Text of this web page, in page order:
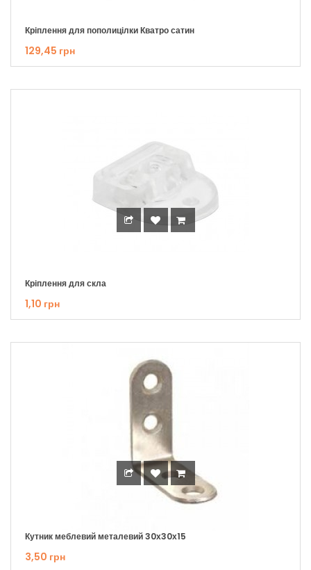
Кріплення для пополицілки Кватро сатин
129,45 грн
Кріплення для скла
1,10 грн
Кутник меблевий металевий 30х30х15
3,50 грн